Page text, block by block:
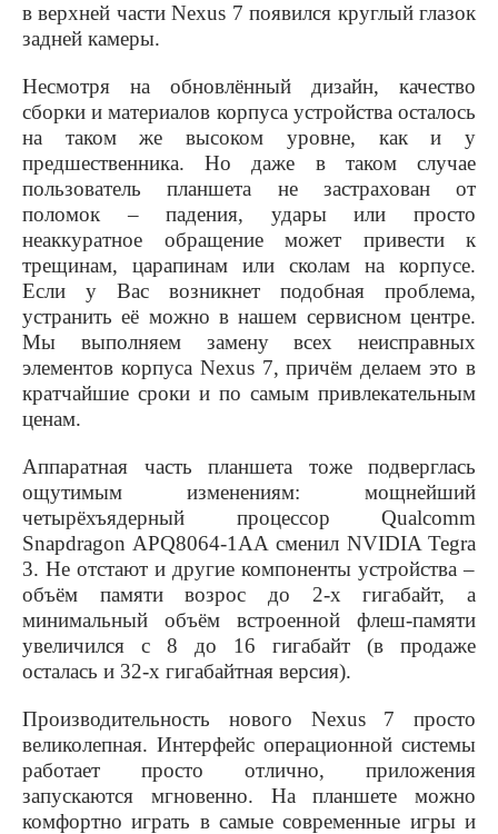
в верхней частиNexus 7 появился круглый глазок
задней камеры.
Несмотря на обновлённый дизайн, качество
сборки и материалов корпуса устройства осталось
на таком же высоком уровне, как и у
предшественника. Но даже в таком случае
пользователь планшета не застрахован от
поломок – падения, удары или просто
неаккуратное обращение может привести к
трещинам, царапинам или сколам на корпусе.
Если у Вас возникнет подобная проблема,
устранить её можно в нашем сервисном центре.
Мы выполняем замену всех неисправных
элементов корпуса Nexus7, причём делаем это в
кратчайшие сроки и по самым привлекательным
ценам.
Аппаратная часть планшета тоже подверглась
ощутимым изменениям: мощнейший
четырёхъядерный процессор Qualcomm
Snapdragon APQ8064-1 AA сменил NVIDIA Tegra
3. Не отстают и другие компоненты устройства –
объём памяти возрос до 2-х гигабайт, а
минимальный объём встроенной флеш-памяти
увеличился с 8 до 16 гигабайт (в продаже
осталась и 32-х гигабайтная версия).
Производительность нового Nexus7 просто
великолепная. Интерфейс операционной системы
работает просто отлично, приложения
запускаются мгновенно. На планшете можно
комфортно играть в самые современные игры и